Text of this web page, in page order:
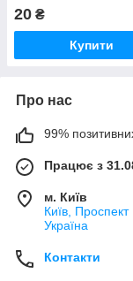
20 ₴
Купити
Про нас
99%
Працює з
м. Київ
Київ,
Україна
Контакти